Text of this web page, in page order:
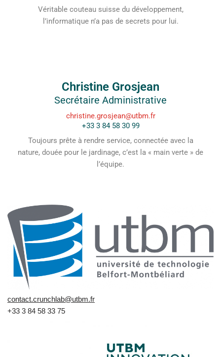
Véritable couteau suisse du développement,
l’informatique n’a pas de secrets pour lui.
Christine Grosjean
Secrétaire Administrative
christine.grosjean@utbm.fr
+33 3 84 58 30 99
Toujours prête à rendre service, connectée avec la
nature, douée pour le jardinage, c’est la « main verte » de
l’équipe.
contact.crunchlab@utbm.fr
+33 3 84 58 33 75